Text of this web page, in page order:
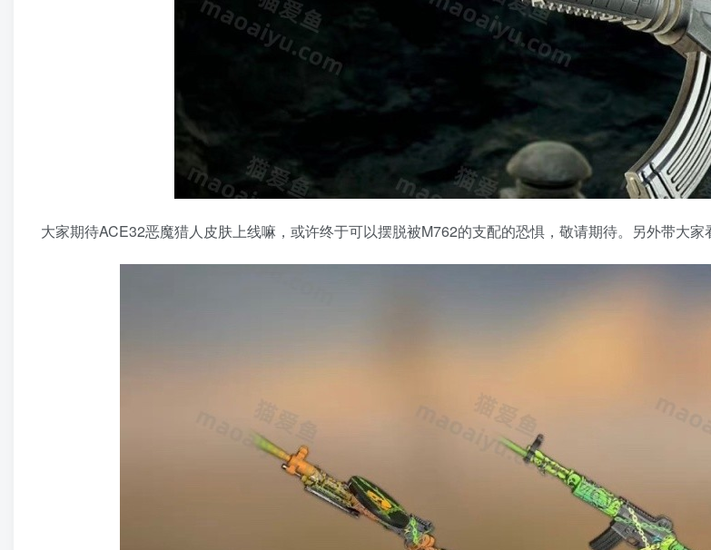
大家期待ACE32恶魔猎人皮肤上线嘛，或许终于可以摆脱被M762的支配的恐惧，敬请期待。另外带大家